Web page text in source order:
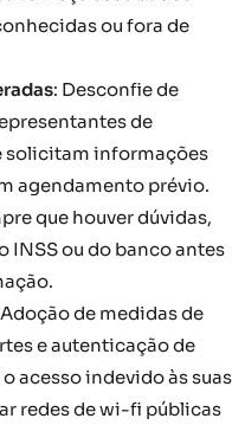
ou fora de
: Desconfie de
de
solicitam informações
agendamento prévio.
que houver dúvidas,
INSS ou do banco antes
Adoção de medidas de
e autenticação de
acesso indevido às suas
redes de wi-fi públicas